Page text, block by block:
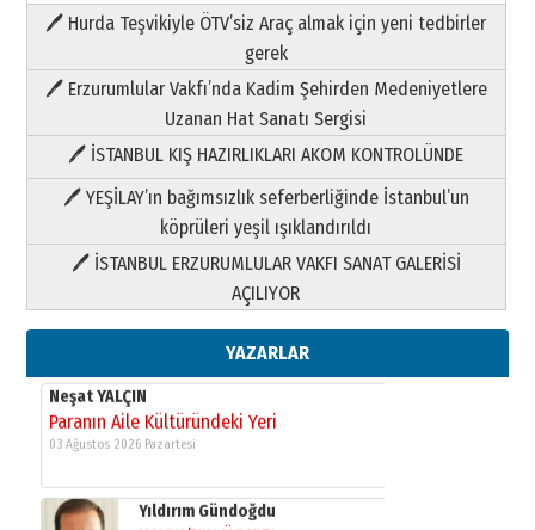
🖊 Hurda Teşvikiyle ÖTV’siz Araç almak için yeni tedbirler
gerek
🖊 Erzurumlular Vakfı’nda Kadim Şehirden Medeniyetlere
Uzanan Hat Sanatı Sergisi
🖊 İSTANBUL KIŞ HAZIRLIKLARI AKOM KONTROLÜNDE
🖊 YEŞİLAY’ın bağımsızlık seferberliğinde İstanbul’un
köprüleri yeşil ışıklandırıldı
🖊 İSTANBUL ERZURUMLULAR VAKFI SANAT GALERİSİ
AÇILIYOR
YAZARLAR
Paranın Aile Kültüründeki Yeri
03 Ağustos 2026 Pazartesi
Yıldırım Gündoğdu
HAVVA’NIN ÜÇ KIZI
09 Temmuz 2026 Perşembe
Yusuf POLAT
Şampiyonluk Sebahattin Şirin’e
yazar
11 Mayıs 2026 Pazartesi
Neşat YALÇIN
Paranın Aile Kültüründeki Yeri
03 Ağustos 2026 Pazartesi
Yıldırım Gündoğdu